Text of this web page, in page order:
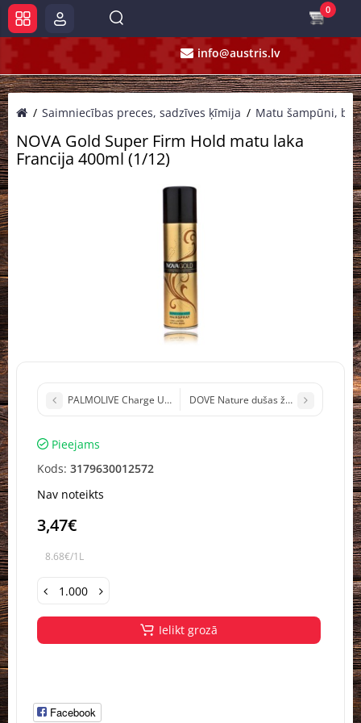
info@austris.lv
0
Saimniecības preces, sadzīves ķīmija Matu šampūni,
NOVA Gold Super Firm Hold matu laka
Francija 400ml (1/12)
PALMOLIVE Charge Up 4in1 dušas želeja ar citrusaugļu aromātu
DOVE Nature dušas želeja ar auzu
Pieejams
Kods: 3179630012572
Nav noteikts
3,47€
8.68€/1L
Ielikt grozā
Facebook